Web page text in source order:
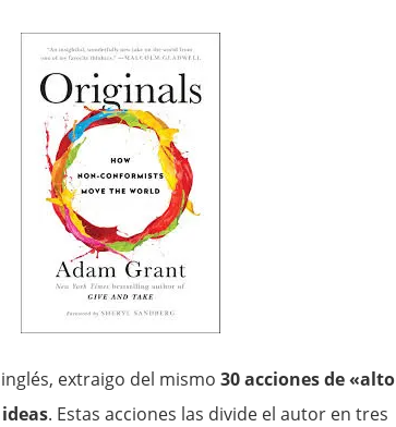
extraigo del mismo 30 acciones de «alto
. Estas acciones las divide el autor en tres